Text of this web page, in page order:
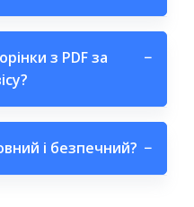
з PDF за
−
і безпечний? −